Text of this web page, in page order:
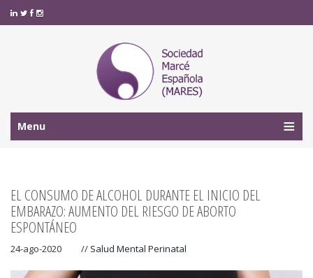
Menu
EL CONSUMO DE ALCOHOL DURANTE EL INICIO DEL
EMBARAZO: AUMENTO DEL RIESGO DE ABORTO
ESPONTÁNEO
24-ago-2020 // Salud Mental Perinatal